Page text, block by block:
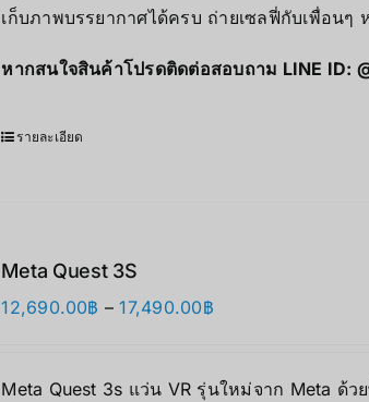
เก็บภาพบรรยากาศได้ครบ ถ่ายเซลฟี่กับเพื่อน
หากสนใจสินค้าโปรดติดต่อสอบถาม LINE ID:
รายละเอียด
Meta Quest 3S
12,690.00฿ – 17,490.00฿Price
through
Meta Quest 3s แว่น VR รุ่นใหม่จาก Meta ด้